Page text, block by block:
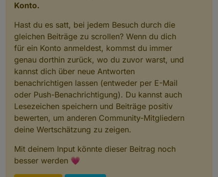
Konto.
Hast du es satt, bei jedem Besuch durch die
gleichen Beiträge zu scrollen? Wenn du dich
für ein Konto anmeldest, kommst du immer
genau dorthin zurück, wo du zuvor warst, und
kannst dich über neue Antworten
benachrichtigen lassen (entweder per E-Mail
oder Push-Benachrichtigung). Du kannst auch
Lesezeichen speichern und Beiträge positiv
bewerten, um anderen Community-Mitgliedern
deine Wertschätzung zu zeigen.
Mit deinem Input könnte dieser Beitrag noch
besser werden 💗